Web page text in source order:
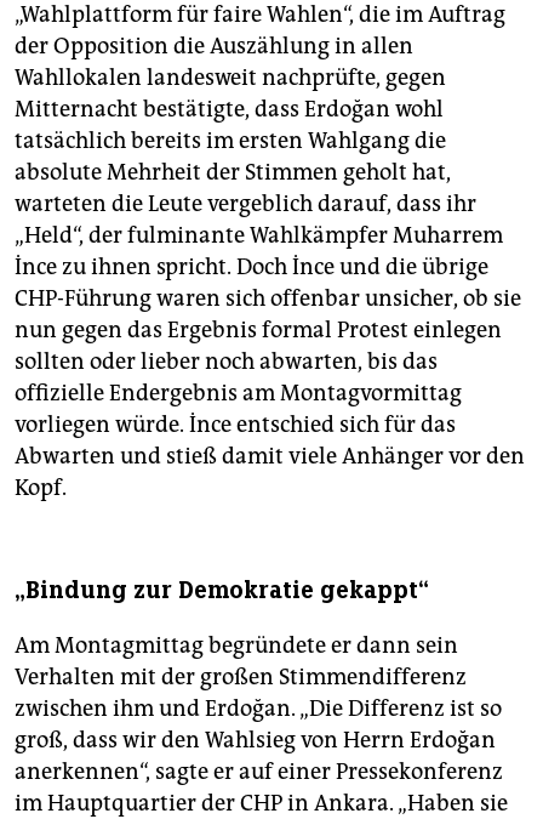
„Wahlplattform für faire Wahlen“, die im Auftrag
der Opposition die Auszählung in allen
Wahllokalen landesweit nachprüfte, gegen
Mitternacht bestätigte, dass Erdoğan wohl
tatsächlich bereits im ersten Wahlgang die
absolute Mehrheit der Stimmen geholt hat,
warteten die Leute vergeblich darauf, dass ihr
„Held“, der fulminante Wahlkämpfer Muharrem
İnce zu ihnen spricht. Doch İnce und die übrige
CHP-Führung waren sich offenbar unsicher, ob sie
nun gegen das Ergebnis formal Protest einlegen
sollten oder lieber noch abwarten, bis das
offizielle Endergebnis am Montagvormittag
vorliegen würde. İnce entschied sich für das
Abwarten und stieß damit viele Anhänger vor den
Kopf.
„Bindung zur Demokratie gekappt“
Am Montagmittag begründete er dann sein
Verhalten mit der großen Stimmendifferenz
zwischen ihm und Erdoğan. „Die Differenz ist so
groß, dass wir den Wahlsieg von Herrn Erdoğan
anerkennen“, sagte er auf einer Pressekonferenz
im Hauptquartier der CHP in Ankara. „Haben sie